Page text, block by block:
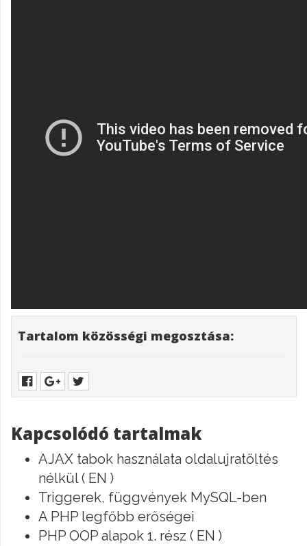
Tartalom közösségi megosztása:
Kapcsolódó tartalmak
AJAX tabok használata oldalujratöltés
nélkül ( EN )
Triggerek, függvények MySQL-ben
A PHP legfőbb erőségei
PHP OOP alapok 1. rész ( EN )